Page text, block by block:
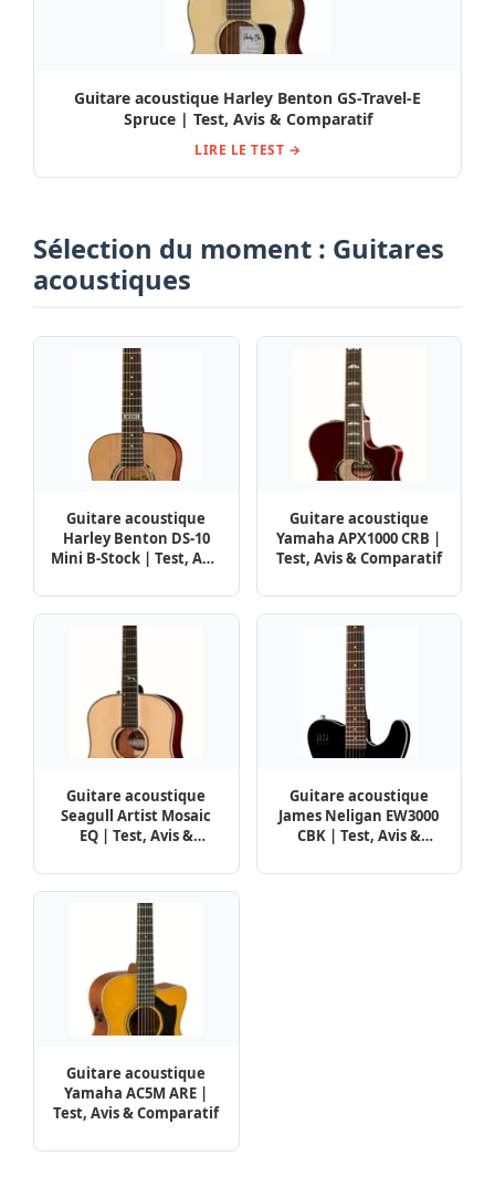
Guitare acoustique Harley Benton GS-Travel-E
Spruce | Test, Avis & Comparatif
LIRE LE TEST →
Sélection du moment : Guitares
acoustiques
Guitare acoustique
Harley Benton DS-10
Mini B-Stock | Test, Avis
Guitare acoustique
Yamaha APX1000 CRB |
Test, Avis & Comparatif
Guitare acoustique
Seagull Artist Mosaic
EQ | Test, Avis &
Guitare acoustique
James Neligan EW3000
CBK | Test, Avis &
Guitare acoustique
Yamaha AC5M ARE |
Test, Avis & Comparatif